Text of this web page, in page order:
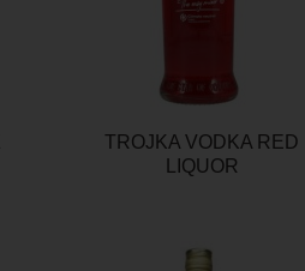
TROJKA VODKA RED
LIQUOR